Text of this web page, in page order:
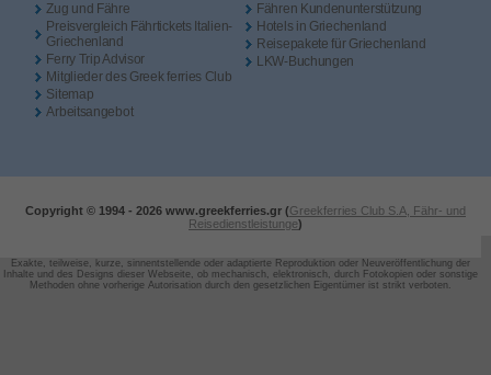
Zug und Fähre
Preisvergleich Fährtickets Italien-
Griechenland
Ferry Trip Advisor
Mitglieder des Greek ferries Club
Sitemap
Arbeitsangebot
Fähren Kundenunterstützung
Hotels in Griechenland
Reisepakete für Griechenland
LKW-Buchungen
Copyright © 1994 - 2026 www.greekferries.gr (Greekferries Club S.A, Fähr- und
Reisedienstleistunge)
Exakte, teilweise, kurze, sinnentstellende oder adaptierte Reproduktion oder Neuveröffentlichung der
Inhalte und des Designs dieser Webseite,ob mechanisch, elektronisch, durch Fotokopien oder sonstige
Methoden ohne vorherige Autorisation durch den gesetzlichen Eigentümer ist strikt verboten.